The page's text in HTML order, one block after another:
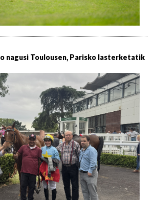
nagusi Toulousen, Parisko lasterketatik